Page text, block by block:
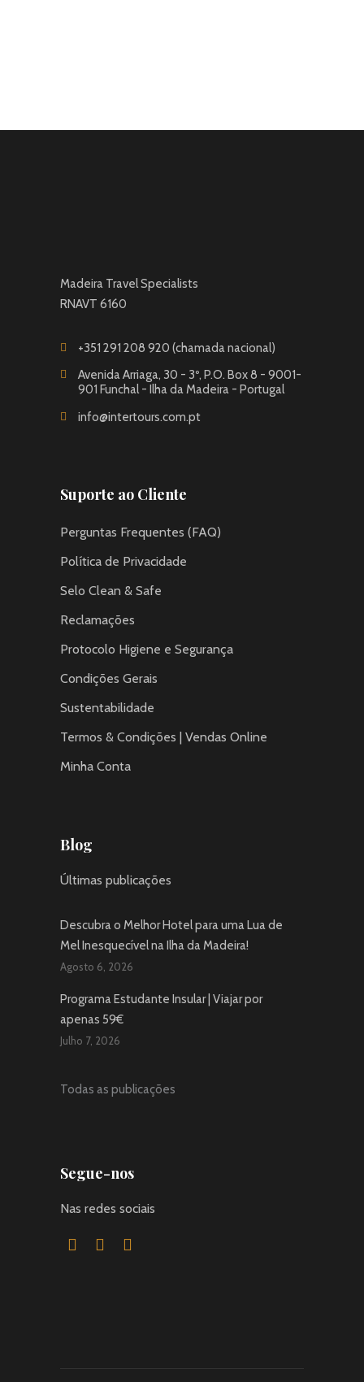
Madeira Travel Specialists
RNAVT 6160
+351 291 208 920 (chamada nacional)
Avenida Arriaga, 30 - 3º, P.O. Box 8 - 9001-
901 Funchal - Ilha da Madeira - Portugal
info@intertours.com.pt
Suporte ao Cliente
Perguntas Frequentes (FAQ)
Política de Privacidade
Selo Clean & Safe
Reclamações
Protocolo Higiene e Segurança
Condições Gerais
Sustentabilidade
Termos & Condições | Vendas Online
Minha Conta
Blog
Últimas publicações
Descubra o Melhor Hotel para uma Lua de
Mel Inesquecível na Ilha da Madeira!
Agosto 6, 2026
Programa Estudante Insular | Viajar por
apenas 59€
Julho 7, 2026
Todas as publicações
Segue-nos
Nas redes sociais